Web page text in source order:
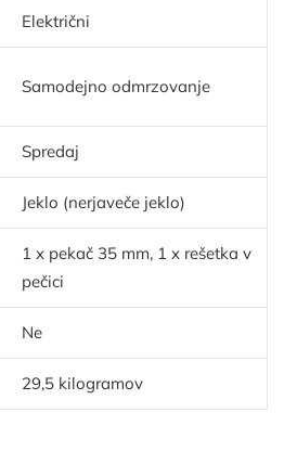
Električni
Samodejno odmrzovanje
Spredaj
Jeklo (nerjaveče jeklo)
1 x pekač 35 mm, 1 x rešetka v
pečici
Ne
29,5 kilogramov